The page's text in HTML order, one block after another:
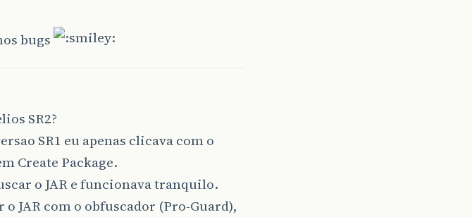
bugs
SR2?
SR1 eu apenas clicava com o
Create Package.
o JAR e funcionava tranquilo.
JAR com o obfuscador (Pro-Guard),